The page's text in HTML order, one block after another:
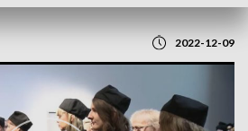
2022-12-09